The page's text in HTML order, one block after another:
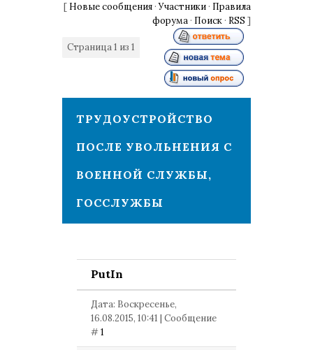
[ Новые сообщения ·Участники · Правила
форума · Поиск · RSS ]
Страница1 из 1
ТРУДОУСТРОЙСТВО
ПОСЛЕ УВОЛЬНЕНИЯ С
ВОЕННОЙ СЛУЖБЫ,
ГОССЛУЖБЫ
PutIn
Дата: Воскресенье,
16.08.2015, 10:41 | Сообщение
#1